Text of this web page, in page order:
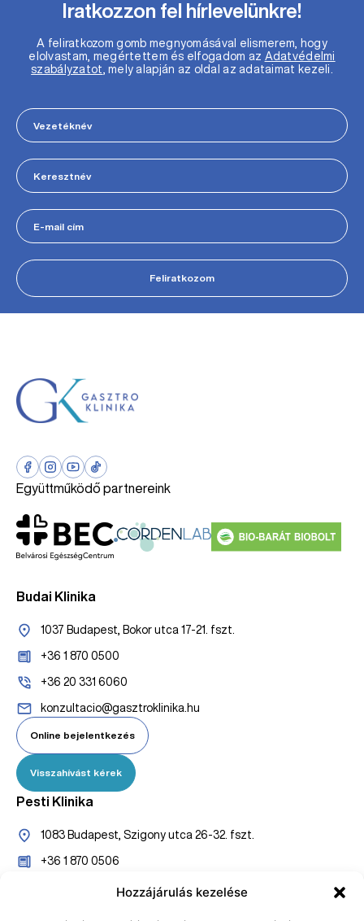
Hozzájárulás kezelése
Iratkozzon fel hírlevelünkre!
A feliratkozom gomb megnyomásával elismerem, hogy
elolvastam, megértettem és elfogadom az Adatvédelmi
szabályzatot , mely alapján az oldal az adataimat kezeli.
Feliratkozom
Együttműködő partnereink
Budai Klinika
1037 Budapest, Bokor utca 17-21. fszt.
+36 1 870 0500
+36 20 331 6060
konzultacio@gasztroklinika.hu
Online bejelentkezés
Visszahívást kérek
Pesti Klinika
1083 Budapest, Szigony utca 26-32. fszt.
+36 1 870 0506
+36 20 527 7005